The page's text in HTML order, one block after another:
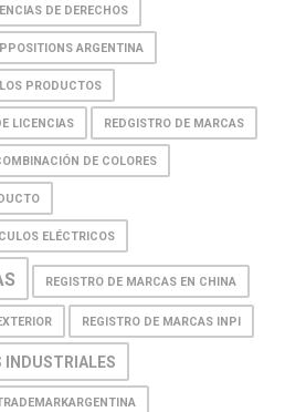
DE DERECHOS
ARGENTINA
PRODUCTOS
LICENCIAS REDGISTRO DE MARCAS
DE COLORES
ELÉCTRICOS
REGISTRO DE MARCAS EN CHINA
REGISTRO DE MARCAS INPI
INDUSTRIALES